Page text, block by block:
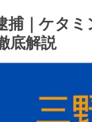
捕｜ケタ
底解説